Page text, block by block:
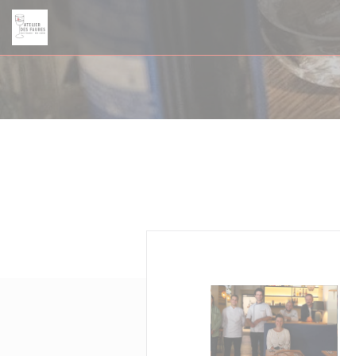
Personalización de sus opciones de cookies